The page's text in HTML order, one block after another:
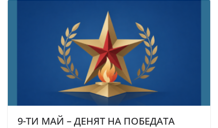
9-ТИ МАЙ – ДЕНЯТ НА ПОБЕДАТА